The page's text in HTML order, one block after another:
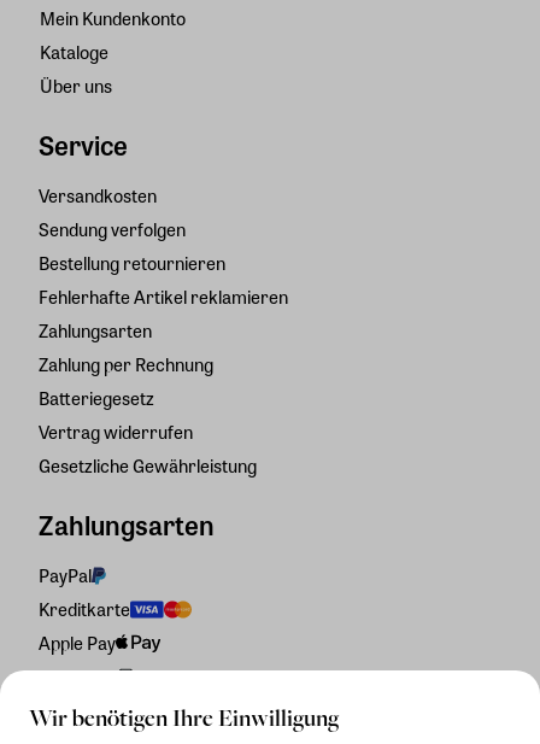
Wir benötigen Ihre Einwilligung
Mein Kundenkonto
Kataloge
Über uns
Service
Versandkosten
Sendung verfolgen
Bestellung retournieren
Fehlerhafte Artikel reklamieren
Zahlungsarten
Zahlung per Rechnung
Batteriegesetz
Vertrag widerrufen
Gesetzliche Gewährleistung
Zahlungsarten
PayPal
Kreditkarte
Apple Pay
Rechnung